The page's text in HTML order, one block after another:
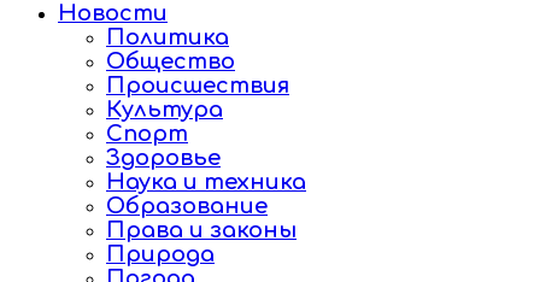
Новости
Политика
Общество
Происшествия
Культура
Спорт
Здоровье
Наука и техника
Образование
Права и законы
Природа